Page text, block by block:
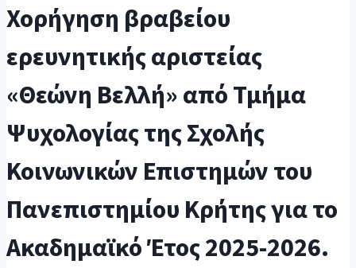
Χορήγηση βραβείου
ερευνητικής αριστείας
«Θεώνη Βελλή» από Τμήμα
Ψυχολογίας της Σχολής
Κοινωνικών Επιστημών του
Πανεπιστημίου Κρήτης για το
Ακαδημαϊκό Έτος 2025-2026.